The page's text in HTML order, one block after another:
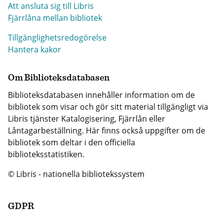
Att ansluta sig till Libris
Fjärrlåna mellan bibliotek
Tillgänglighetsredogörelse
Hantera kakor
Om Biblioteksdatabasen
Biblioteksdatabasen innehåller information om de
bibliotek som visar och gör sitt material tillgängligt via
Libris tjänster Katalogisering, Fjärrlån eller
Låntagarbeställning. Här finns också uppgifter om de
bibliotek som deltar i den officiella
biblioteksstatistiken.
© Libris - nationella bibliotekssystem
GDPR